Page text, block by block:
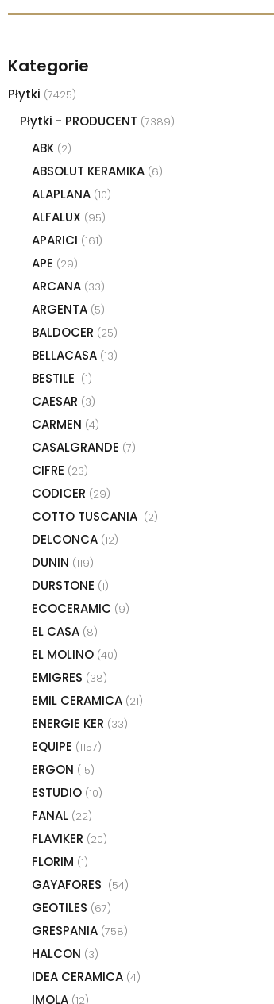
Kategorie
Płytki (7425)
Płytki - PRODUCENT (7389)
ABK (2)
ABSOLUT KERAMIKA (6)
ALAPLANA (10)
ALFALUX (95)
APARICI (161)
APE (29)
ARCANA (33)
ARGENTA (5)
BALDOCER (25)
BELLACASA (13)
BESTILE (1)
CAESAR (3)
CARMEN (4)
CASALGRANDE (7)
CIFRE (23)
CODICER (29)
COTTO TUSCANIA (2)
DELCONCA (12)
DUNIN (119)
DURSTONE (1)
ECOCERAMIC (9)
EL CASA (8)
EL MOLINO (40)
EMIGRES (38)
EMIL CERAMICA (21)
ENERGIE KER (33)
EQUIPE (1157)
ERGON (15)
ESTUDIO (10)
FANAL (22)
FLAVIKER (20)
FLORIM (1)
GAYAFORES (54)
GEOTILES (67)
GRESPANIA (758)
HALCON (3)
IDEA CERAMICA (4)
IMOLA (12)